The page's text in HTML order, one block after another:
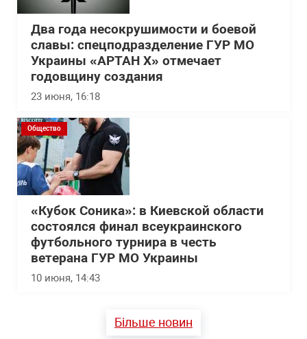
Два года несокрушимости и боевой
славы: спецподразделение ГУР МО
Украины «АРТАН Х» отмечает
годовщину создания
23 июня, 16:18
Общество
«Кубок Соника»: в Киевской области
состоялся финал всеукраинского
футбольного турнира в честь
ветерана ГУР МО Украины
10 июня, 14:43
Більше новин